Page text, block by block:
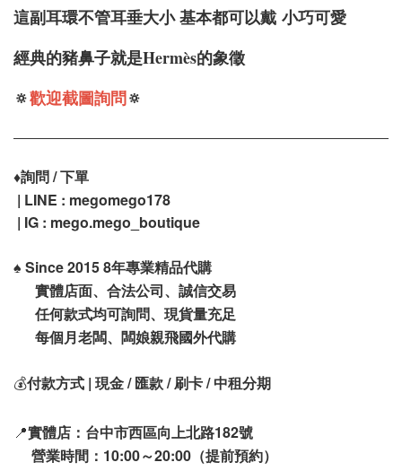
這副耳環不管耳垂大小 基本都可以戴 小巧可愛
經典的豬鼻子就是Hermès的象徵
🔅歡迎截圖詢問🔅
♦️詢問 / 下單
| LINE : megomego178
| IG : mego.mego_boutique
♠️ Since 2015 8年專業精品代購
實體店面、合法公司、誠信交易
任何款式均可詢問、現貨量充足
每個月老闆、闆娘親飛國外代購
💰付款方式 | 現金 / 匯款 / 刷卡 / 中租分期
📍實體店：台中市西區向上北路182號
營業時間：10:00～20:00（提前預約）